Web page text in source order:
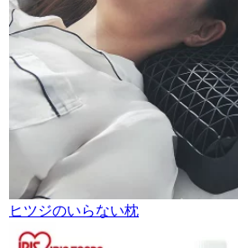
ヒツジのいらない枕